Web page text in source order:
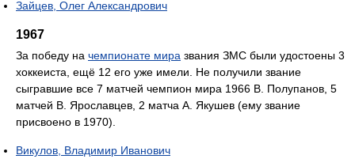
Зайцев, Олег Александрович
1967
За победу на чемпионате мира звания ЗМС были удостоены 3
хоккеиста, ещё 12 его уже имели. Не получили звание
сыгравшие все 7 матчей чемпион мира 1966 В. Полупанов, 5
матчей В. Ярославцев, 2 матча А. Якушев (ему звание
присвоено в 1970).
Викулов, Владимир Иванович